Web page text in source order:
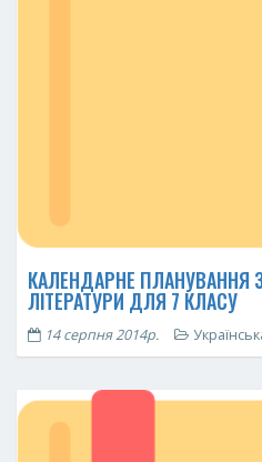
КАЛЕНДАРНЕ ПЛАНУВАННЯ
ЛІТЕРАТУРИ ДЛЯ 7 КЛАСУ
14 серпня 2014р.